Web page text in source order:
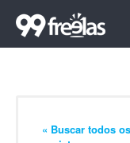
« Buscar todos os